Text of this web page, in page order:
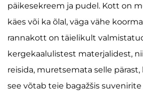
päikesekreem ja pudel. Kott on
käes või ka õlal, väga vähe
rannakott on täielikult
kergekaalulistest materjalidest,
reisida, muretsemata selle
see võtab teie bagažšis